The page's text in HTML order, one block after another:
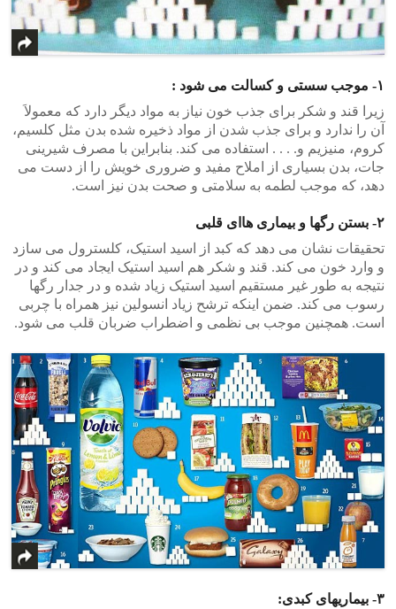
۱- موجب سستی و کسالت می شود :
زیرا قند و شکر برای جذب خون نیاز به مواد دیگر دارد که معمولاَ
آن را ندارد و برای جذب شدن از مواد ذخیره شده بدن مثل کلسیم،
کروم، منیزیم و. . . . استفاده می کند. بنابراین با مصرف شیرینی
جات، بدن بسیاری از املاح مفید و ضروری خویش را از دست می
دهد، که موجب لطمه به سلامتی و صحت بدن نیز است.
۲- بستن رگها و بیماری هاای قلبی
تحقیقات نشان می دهد که کبد از اسید استیک، کلسترول می سازد
و وارد خون می کند. قند و شکر هم اسید استیک ایجاد می کند و در
نتیجه به طور غیر مستقیم اسید استیک زیاد شده و در جدار رگها
رسوب می کند. ضمن اینکه ترشح زیاد انسولین نیز همراه با چربی
است. همچنین موجب بی نظمی و اضطراب ضربان قلب می شود.
۳- بیماریهای کبدی: